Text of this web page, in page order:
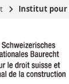
Institut pour